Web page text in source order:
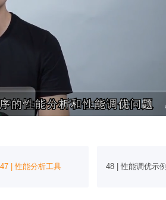
的性能分析和性能调优问题
的性能分析和性能调优问题
47 | 性能分析工具 48 | 性能调优示例